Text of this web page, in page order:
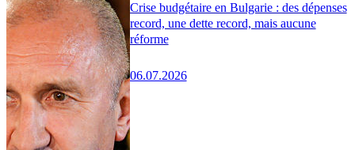
Crise budgétaire en Bulgarie : des dépenses
record, une dette record, mais aucune
réforme
06.07.2026